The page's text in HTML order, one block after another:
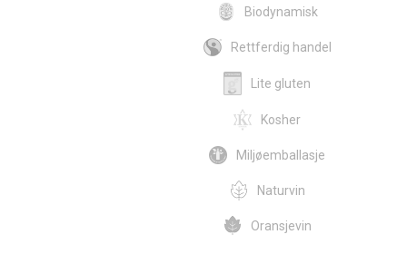
Biodynamisk
Rettferdig handel
Lite gluten
Kosher
Miljøemballasje
Naturvin
Oransjevin